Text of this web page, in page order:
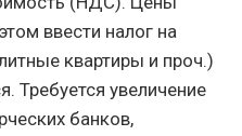
ввести налог на
квартиры и проч.)
Требуется увеличение
банков,